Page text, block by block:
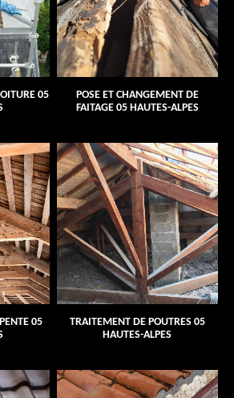
05
POSE ET CHANGEMENT DE
FAITAGE 05 HAUTES-ALPES
05
TRAITEMENT DE POUTRES 05
HAUTES-ALPES